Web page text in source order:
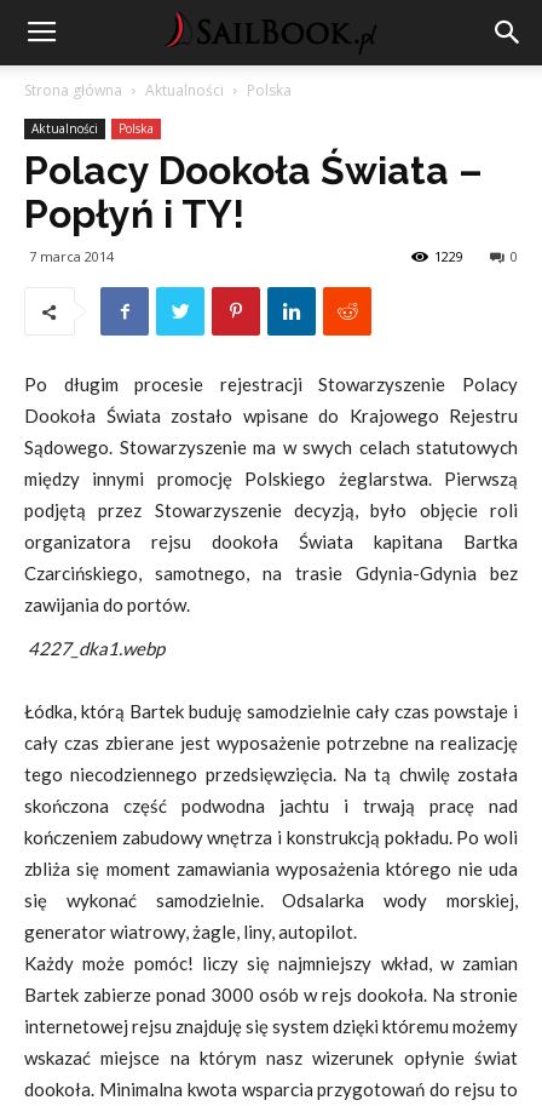
Strona główna Aktualności Polska
Aktualności Polska
Polacy Dookoła Świata –
Popłyń i TY!
7 marca 2014 0
1229
Po długim procesie rejestracji Stowarzyszenie Polacy
Dookoła Świata zostało wpisane do Krajowego Rejestru
Sądowego. Stowarzyszenie ma w swych celach statutowych
między innymi promocję Polskiego żeglarstwa. Pierwszą
podjętą przez Stowarzyszenie decyzją, było objęcie roli
organizatora rejsu dookoła Świata kapitana Bartka
Czarcińskiego, samotnego, na trasie Gdynia-Gdynia bez
zawijania do portów.
4227_dka1.webp
Łódka, którą Bartek buduję samodzielnie cały czas powstaje i
cały czas zbierane jest wyposażenie potrzebne na realizację
tego niecodziennego przedsięwzięcia. Na tą chwilę została
skończona część podwodna jachtu i trwają pracę nad
kończeniem zabudowy wnętrza i konstrukcją pokładu. Po woli
zbliża się moment zamawiania wyposażenia którego nie uda
się wykonać samodzielnie. Odsalarka wody morskiej,
generator wiatrowy, żagle, liny, autopilot.
Każdy może pomóc! liczy się najmniejszy wkład, w zamian
Bartek zabierze ponad 3000 osób w rejs dookoła. Na stronie
internetowej rejsu znajduję się system dzięki któremu możemy
wskazać miejsce na którym nasz wizerunek opłynie świat
dookoła. Minimalna kwota wsparcia przygotowań do rejsu to